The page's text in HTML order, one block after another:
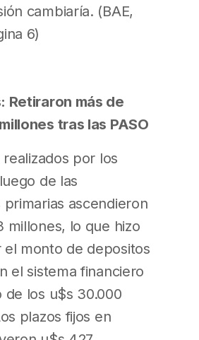
cambiaría. (BAE,
6)
Retiraron más de
tras las PASO
por los
de las
primarias ascendieron
millones, lo que hizo
el monto de depositos
el sistema financiero
de los u$s 30.000
plazos fijos en